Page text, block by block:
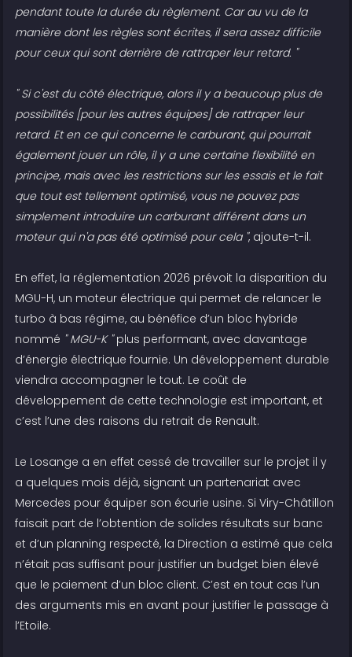
pendant toute la durée du règlement. Car au vu de la
manière dont les règles sont écrites, il sera assez difficile
pour ceux qui sont derrière de rattraper leur retard. "
" Si c'est du côté électrique, alors il y a beaucoup plus de
possibilités [pour les autres équipes] de rattraper leur
retard. Et en ce qui concerne le carburant, qui pourrait
également jouer un rôle, il y a une certaine flexibilité en
principe, mais avec les restrictions sur les essais et le fait
que tout est tellement optimisé, vous ne pouvez pas
simplement introduire un carburant différent dans un
moteur qui n'a pas été optimisé pour cela ", ajoute-t-il.
En effet, la réglementation 2026 prévoit la disparition du
MGU-H, un moteur électrique qui permet de relancer le
turbo à bas régime, au bénéfice d’un bloc hybride
nommé " MGU-K "plus performant, avec davantage
d’énergie électrique fournie. Un développement durable
viendra accompagner le tout. Le coût de
développement de cette technologie est important, et
c’est l’une des raisons du retrait de Renault.
Le Losange a en effet cessé de travailler sur le projet il y
a quelques mois déjà, signant un partenariat avec
Mercedes pour équiper son écurie usine. Si Viry-Châtillon
faisait part de l’obtention de solides résultats sur banc
et d’un planning respecté, la Direction a estimé que cela
n’était pas suffisant pour justifier un budget bien élevé
que le paiement d’un bloc client. C’est en tout cas l’un
des arguments mis en avant pour justifier le passage à
l’Etoile.